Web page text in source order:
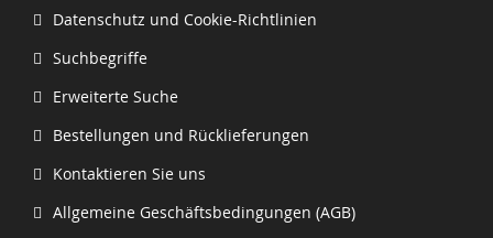
Datenschutz und Cookie-Richtlinien
Suchbegriffe
Erweiterte Suche
Bestellungen und Rücklieferungen
Kontaktieren Sie uns
Allgemeine Geschäftsbedingungen (AGB)